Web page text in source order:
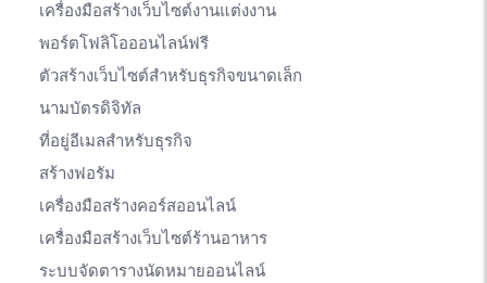
เครื่องมือสร้างเว็บไซต์งานแต่งงาน
พอร์ตโฟลิโอออนไลน์ฟรี
ตัวสร้างเว็บไซต์สำหรับธุรกิจขนาดเล็ก
นามบัตรดิจิทัล
ที่อยู่อีเมลสำหรับธุรกิจ
สร้างฟอรัม
เครื่องมือสร้างคอร์สออนไลน์
เครื่องมือสร้างเว็บไซต์ร้านอาหาร
ระบบจัดตารางนัดหมายออนไลน์